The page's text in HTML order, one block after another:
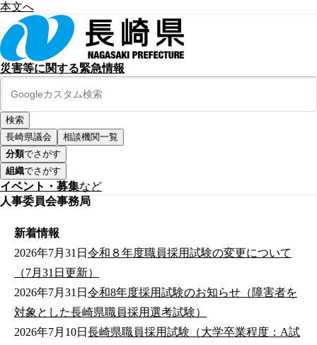
本文へ
災害等に関する緊急情報
長崎県議会
相談機関一覧
分類でさがす
組織でさがす
イベント・募集など
人事委員会事務局
新着情報
2026年7月31日 令和８年度職員採用試験の変更について
（7月31日更新）
2026年7月31日 令和8年度採用試験のお知らせ（障害者を
対象とした長崎県職員採用選考試験）
2026年7月10日 長崎県職員採用試験（大学卒業程度：A試